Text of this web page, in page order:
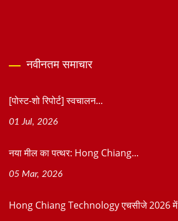
नवीनतम समाचार
[पोस्ट-शो रिपोर्ट] स्वचालन...
01 Jul, 2026
नया मील का पत्थर: Hong Chiang...
05 Mar, 2026
Hong Chiang Technology एचसीजे 2026 में